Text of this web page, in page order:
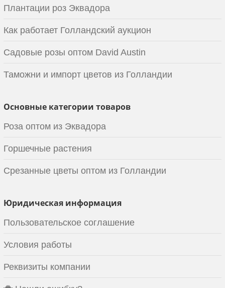
Плантации роз Эквадора
Как работает Голландский аукцион
Садовые розы оптом David Austin
Таможни и импорт цветов из Голландии
Основные категории товаров
Роза оптом из Эквадора
Горшечные растения
Срезанные цветы оптом из Голландии
Юридическая информация
Пользовательское соглашение
Условия работы
Реквизиты компании